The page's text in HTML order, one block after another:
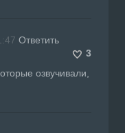
Ответить
3
озвучивали,